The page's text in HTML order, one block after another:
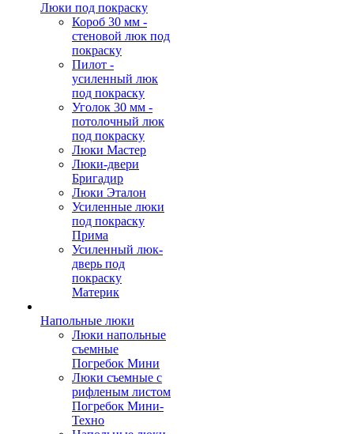
Люки под покраску
Короб 30 мм -
стеновой люк под
покраску
Пилот -
усиленный люк
под покраску
Уголок 30 мм -
потолочный люк
под покраску
Люки Мастер
Люки-двери
Бригадир
Люки Эталон
Усиленные люки
под покраску
Прима
Усиленный люк-
дверь под
покраску
Материк
Напольные люки
Люки напольные
съемные
Погребок Мини
Люки съемные с
рифленым листом
Погребок Мини-
Техно